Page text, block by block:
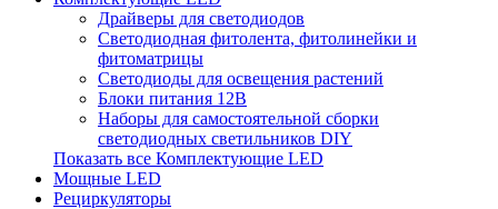
Драйверы для светодиодов
Светодиодная фитолента, фитолинейки и
фитоматрицы
Светодиоды для освещения растений
Блоки питания 12В
Наборы для самостоятельной сборки
светодиодных светильников DIY
Показать все Комплектующие LED
Мощные LED
Рециркуляторы